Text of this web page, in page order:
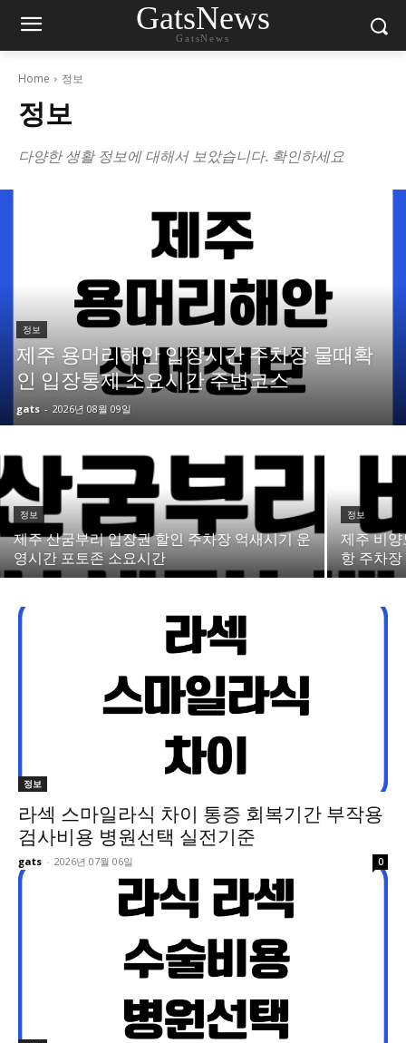
GatsNews
GatsNews
Home 정보
정보
다양한 생활 정보에 대해서 보았습니다. 확인하세요
정보
제주 용머리해안 입장시간 주차장 물때확
인 입장통제 소요시간 주변코스
gats - 2026년 08월 09일
정보
제주 산굼부리 입장권 할인 주차장 억새시기 운
영시간 포토존 소요시간
정보
제주 비
항 주차
정보
라섹 스마일라식 차이 통증 회복기간 부작용
검사비용 병원선택 실전기준
gats - 2026년 07월 06일 0